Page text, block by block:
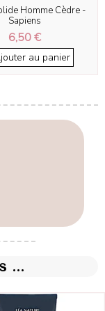
Homme Cèdre -
Sapiens
6,50 €
au panier
...